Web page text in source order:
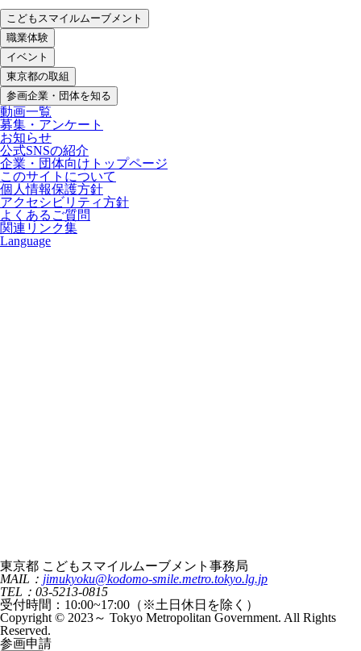
こどもスマイルムーブメント
職業体験
イベント
東京都の取組
参画企業・団体を知る
動画一覧
募集・アンケート
お知らせ
公式SNSの紹介
企業・団体向けトップページ
このサイトについて
個人情報保護方針
アクセシビリティ方針
よくあるご質問
関連リンク集
Language
東京都 こどもスマイルムーブメント事務局
MAIL： jimukyoku@kodomo-smile.metro.tokyo.lg.jp
TEL：03-5213-0815
受付時間：10:00~17:00（※土日休日を除く）
Copyright © 2023～ Tokyo Metropolitan Government. All Rights
Reserved.
参画申請